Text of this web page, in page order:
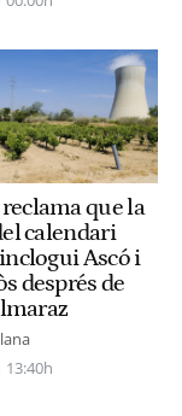
que la
calendari
Ascó i
després de
13:40h